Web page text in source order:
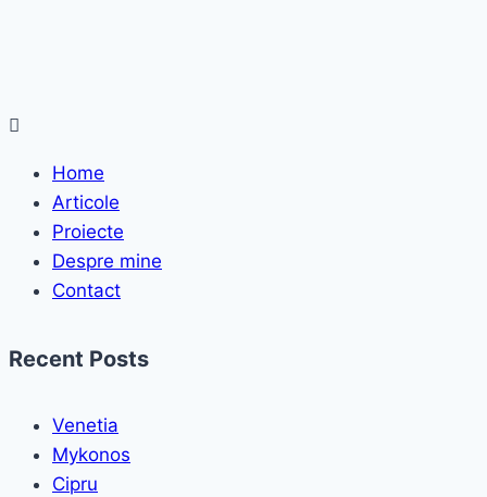
Menu
Home
Articole
Proiecte
Despre mine
Contact
Recent Posts
Venetia
Mykonos
Cipru